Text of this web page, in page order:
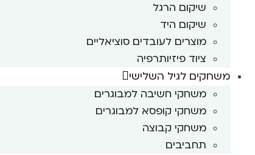
שיקום הרגל
שיקום היד
מוצרים לעובדים סוציאליים
ציוד פיזיותרפיה
משחקים לגיל השלישי
משחקי חשיבה למבוגרים
משחקי קופסא למבוגרים
משחקי קבוצה
תחביבים